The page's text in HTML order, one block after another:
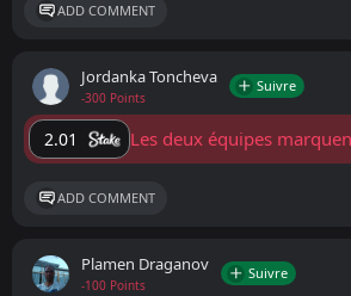
ADD COMMENT
Jordanka Toncheva
-300 Points
Suivre
2.01 Les deux équipes
ADD COMMENT
Plamen Draganov
-100 Points
Suivre